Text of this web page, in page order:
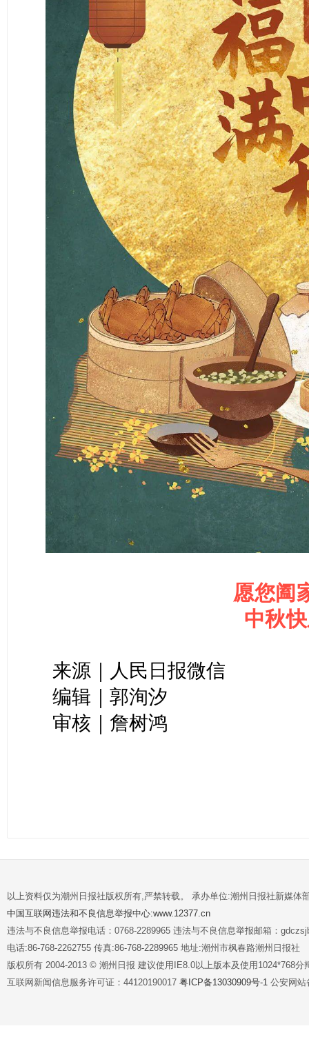
愿您阖
中秋
来源｜人民日报微信
编辑｜郭洵汐
审核｜詹树鸿
以上资料仅为潮州日报社版权所有,严禁转载。 承办单位:潮州日报社新媒体
中国互联网违法和不良信息举报中心:www.12377.cn
违法与不良信息举报电话：0768-2289965 违法与不良信息举报邮箱：
电话:86-768-2262755 传真:86-768-2289965 地址:潮州市枫春路潮州日报社
版权所有 2004-2013 © 潮州日报 建议使用IE8.0以上版本及使用1024*768分
互联网新闻信息服务许可证：44120190017 粤ICP备13030909号-1 公安网站